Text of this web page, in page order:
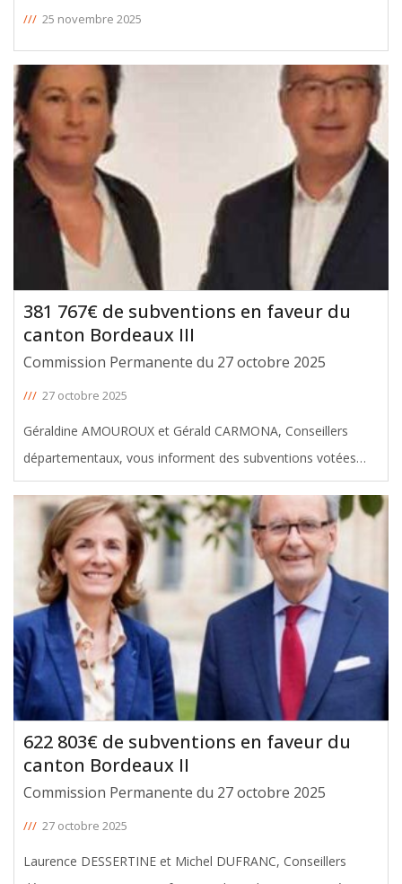
/// 25 novembre 2025
381 767€ de subventions en faveur du
canton Bordeaux III
Commission Permanente du 27 octobre 2025
/// 27 octobre 2025
Géraldine AMOUROUX et Gérald CARMONA, Conseillers
départementaux, vous informent des subventions votées
avec leur soutien en faveur du canton Bordeaux III, lors de la
Commission permanente du 27 Octobre 2025. Le montant
total de ces aides[ … ]
622 803€ de subventions en faveur du
canton Bordeaux II
Commission Permanente du 27 octobre 2025
/// 27 octobre 2025
Laurence DESSERTINE et Michel DUFRANC, Conseillers